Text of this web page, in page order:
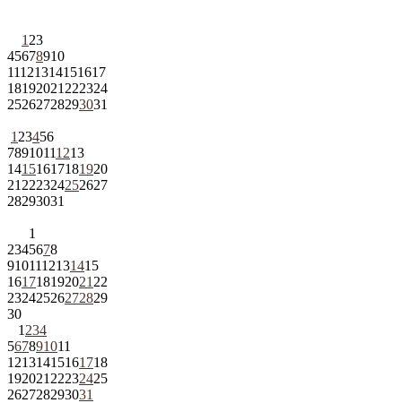
1 23
45678910
11121314151617
18192021 222324
25262728293031
1 23456
78910111213
14151617181920
21 222324252627
28293031
1
2345678
9101112131415
161718192021 22
23242526272829
30
1 234
567891011
12131415161718
192021 22232425
262728293031